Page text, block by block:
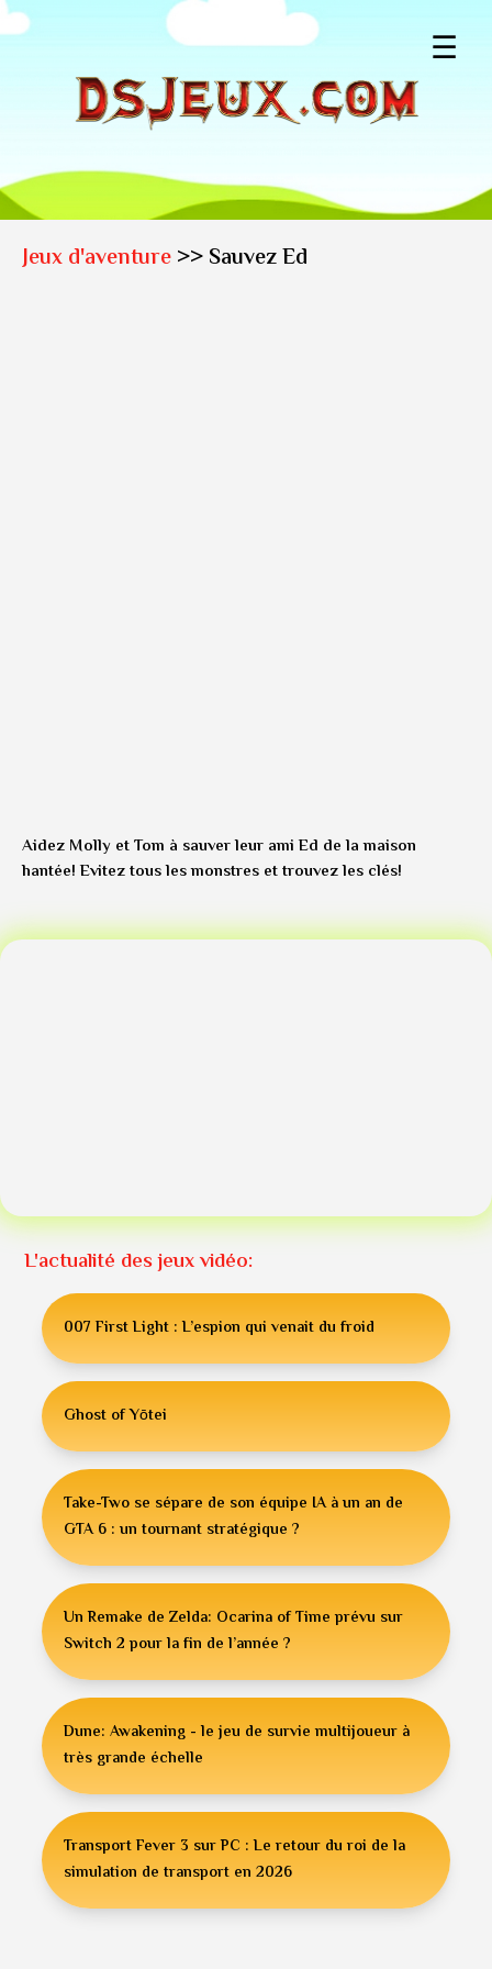
☰
Jeux d'aventure>> Sauvez Ed
Aidez Molly et Tom à sauver leur ami Ed de la maison
hantée! Evitez tous les monstres et trouvez les clés!
L'actualité des jeux vidéo:
007 First Light : L’espion qui venait du froid
Ghost of Yōtei
Take-Two se sépare de son équipe IA à un an de
GTA 6 : un tournant stratégique ?
Un Remake de Zelda: Ocarina of Time prévu sur
Switch 2 pour la fin de l’année ?
Dune: Awakening - le jeu de survie multijoueur à
très grande échelle
Transport Fever 3 sur PC : Le retour du roi de la
simulation de transport en 2026